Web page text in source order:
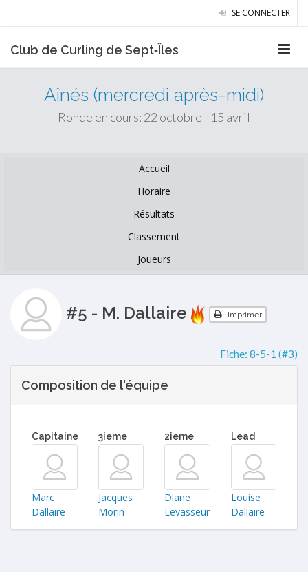
SE CONNECTER
Club de Curling de Sept‑Îles
Aînés (mercredi après-midi)
Ronde en cours: 22 octobre - 15 avril
Accueil
Horaire
Résultats
Classement
Joueurs
#5 - M. Dallaire Imprimer
Fiche: 8-5-1 (#3)
Composition de l'équipe
Capitaine
Marc
Dallaire
3ieme
Jacques
Morin
2ieme
Diane
Levasseur
Lead
Louise
Dallaire